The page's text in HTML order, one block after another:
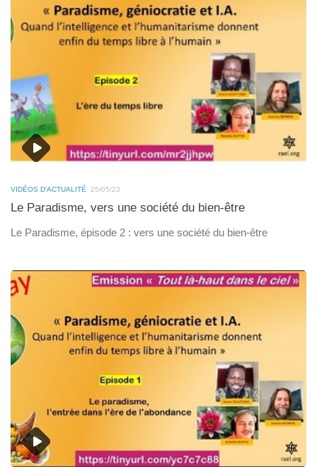
VIDÉOS D'ACTUALITÉ 25/05/23
Le Paradisme, vers une société du bien-être
Le Paradisme, épisode 2 : vers une société du bien-être